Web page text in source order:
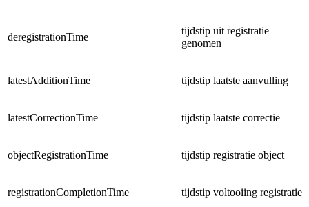
deregistrationTime
tijdstip uit registratie
genomen
latestAdditionTime tijdstip laatste aanvulling
latestCorrectionTime tijdstip laatste correctie
objectRegistrationTime tijdstip registratie object
registrationCompletionTime tijdstip voltooiing registratie